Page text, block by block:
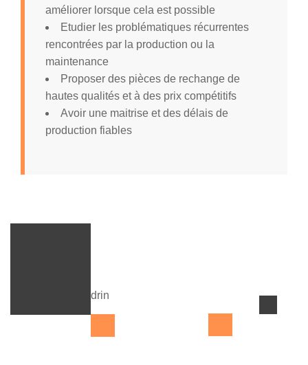
améliorer lorsque cela est possible
Etudier les problématiques récurrentes
rencontrées par la production ou la
maintenance
Proposer des pièces de rechange de
hautes qualités et à des prix compétitifs
Avoir une maitrise et des délais de
production fiables